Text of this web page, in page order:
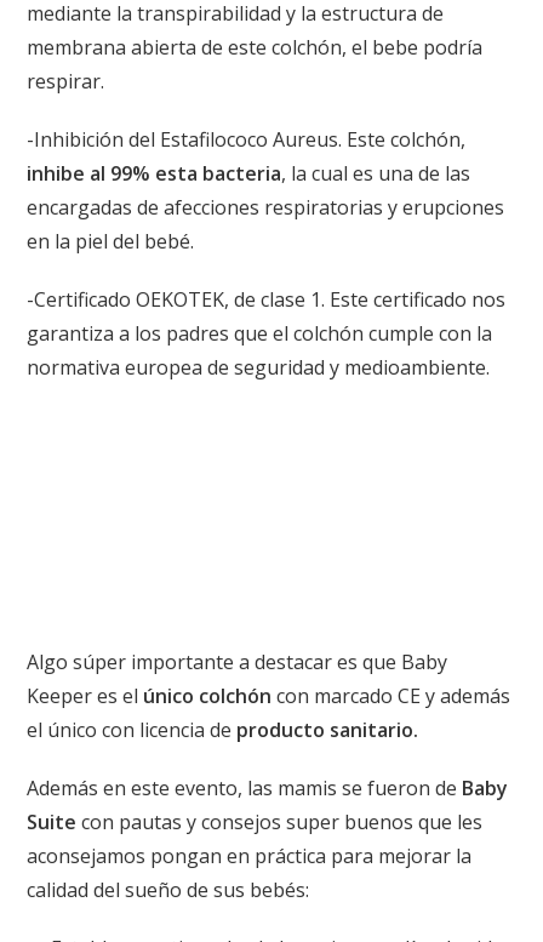
mediante la transpirabilidad y la estructura de
membrana abierta de este colchón, el bebe podría
respirar.
-Inhibición del Estafilococo Aureus. Este colchón,
inhibe al 99% esta bacteria, la cual es una de las
encargadas de afecciones respiratorias y erupciones
en la piel del bebé.
-Certificado OEKOTEK, de clase 1. Este certificado nos
garantiza a los padres que el colchón cumple con la
normativa europea de seguridad y medioambiente.
Algo súper importante a destacar es que Baby
Keeper es el único colchón con marcado CE y además
el único con licencia de producto sanitario.
Además en este evento, las mamis se fueron de Baby
Suite con pautas y consejos super buenos que les
aconsejamos pongan en práctica para mejorar la
calidad del sueño de sus bebés: